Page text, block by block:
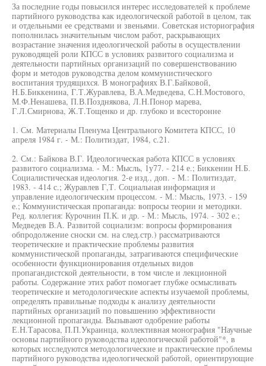
За последние годы повысился интерес исследователей к проблеме
партийного руководства как идеологической работой в целом, так
и отдельными ее средствами и звеньями. Советская историография
пополнилась значительным числом работ, раскрывающих
возрастание значения идеологической работы в осуществлении
руководящей роли КПСС в условиях развитого социализма и
деятельности партийных организаций по совершенствованию
форм и методов руководства делом коммунистического
воспитания трудящихся. В монографиях В.Г.Байковой,
Н.Б.Биккенина, Г.Т.Журавлева, В.А.Медведева, С.Н.Мостового,
М.Ф.Ненашева, П.В.Позднякова, Л.Н.Понор марева,
Г.Л.Смирнова, Ж.Т.Тощенко и др. глубоко и всесторонне
1. См. Материалы Пленума Центрального Комитета КПСС, 10
апреля 1984 г. - М.: Политиздат, 1984, с.21.
2. См.: Байкова В.Г. Идеологическая работа КПСС в условиях
развитого социализма. - М.: Мысль, 1у77. - 214 е.; Биккенин Н.Б.
Социалистическая идеология. 2-е изд., доп. - М.: Политиздат,
1983. - 414 с.; Журавлев Г,Т. Социальная информация и
управление идеологическим процессом. - М.: Мысль, 1973. - 159
е.; Коммунистическая пропаганда: вопросы теории и методики.
Ред. коллегия: Курочнин П.К. и др. - М.: Мысль, 1974. - 302 е.;
Медведев В.А. Развитой социализм: вопросы формирования
обпродолжение сноски см. на след.стр.) рассматриваются
теоретические и практические проблемы развития
коммунистической пропаганды, затрагиваются специфические
особенности функционирования отдельных видов
пропагандистской деятельности, в том числе и лекционной
работы. Содержание этих работ помогает глубже осмысливать
теоретические и методологические аспекты изучаемой проблемы,
определять правильные подходы к анализу деятельности
партийных организаций по повышению эффективности
лекционной пропаганды. Вызывают одобрение работы
Е.Н.Тарасова, П.П.Украинца, коллективная монография "Научные
основы партийного руководства идеологической работой"*, в
которых исследуются методологические и практические проблемы
партийного руководства идеологической работой, ориентирующие